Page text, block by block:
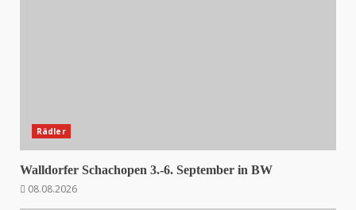
Rädler
Walldorfer Schachopen 3.-6. September in BW
08.08.2026